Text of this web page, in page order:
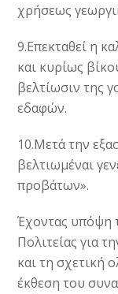
χρήσεως
9.Επεκταθεί η
και κυρίως
βελτίωσιν της
εδαφών.
10.Μετά την
βελτιωμέναι
προβάτων».
Έχοντας υπόψη
Πολιτείας για
και τη σχετική
έκθεση του